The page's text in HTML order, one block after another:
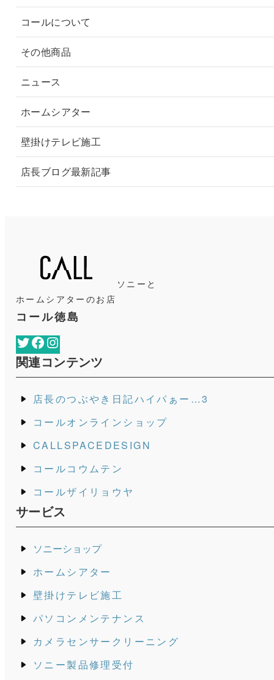
コールについて
その他商品
ニュース
ホームシアター
壁掛けテレビ施工
店長ブログ最新記事
ソニーと
ホームシアターのお店
コール徳島
TwitterFacebook
関連コンテンツ
店長のつぶやき日記ハイパぁー…3
コールオンラインショップ
CALLSPACEDESIGN
コールコウムテン
コールザイリョウヤ
サービス
ソニーショップ
ホームシアター
壁掛けテレビ施工
パソコンメンテナンス
カメラセンサークリーニング
ソニー製品修理受付